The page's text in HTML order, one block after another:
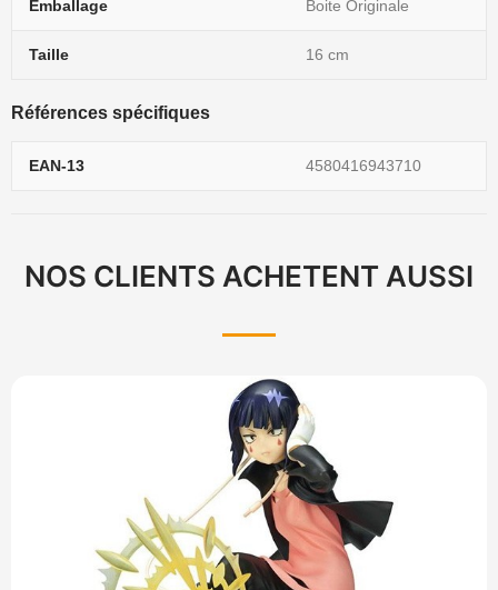
Emballage Boite Originale
Taille 16 cm
Références spécifiques
EAN-13 4580416943710
NOS CLIENTS ACHETENT AUSSI